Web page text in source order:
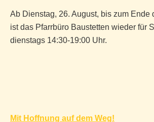
Ab Dienstag, 26. August, bis zum Ende
ist das Pfarrbüro Baustetten wieder für
dienstags 14:30-19:00 Uhr.
Mit Hoffnung auf dem Weg!